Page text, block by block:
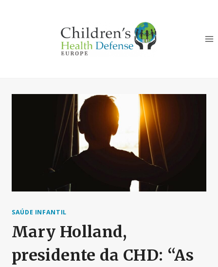
SAÚDE INFANTIL
Mary Holland,
presidente da CHD: “As